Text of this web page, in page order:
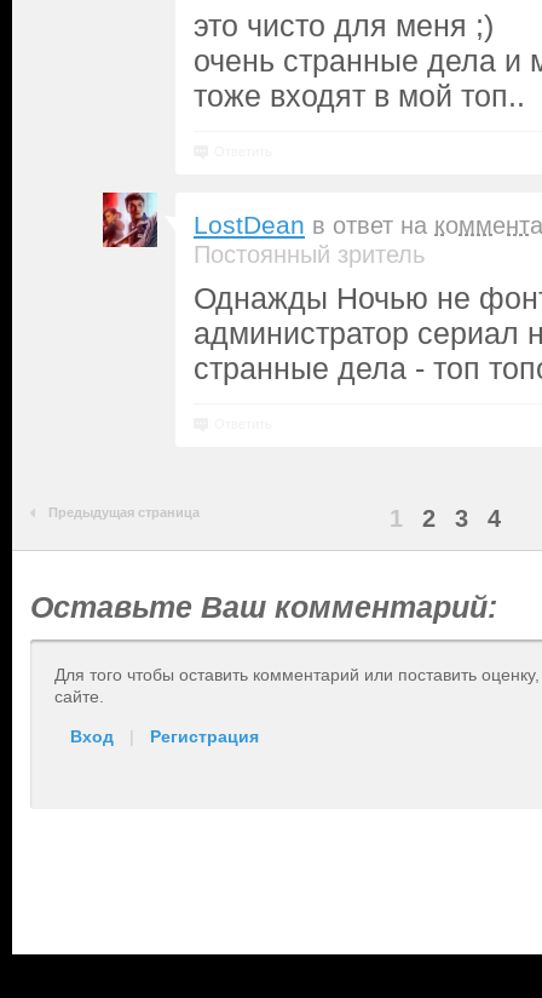
это чисто для меня ;)
очень странные дела и
тоже входят в мой топ..
LostDean в ответ на
Постоянный зритель
Однажды Ночью не
администратор сериал
странные дела - топ
Предыдущая страница 1 2 3 4
Оставьте Ваш комментарий:
Для того чтобы оставить комментарий или поставить
сайте.
Вход | Регистрация